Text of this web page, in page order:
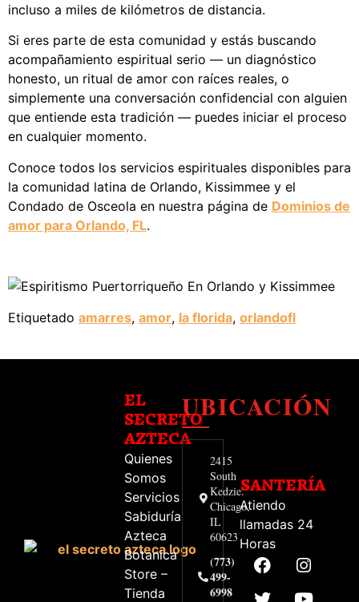
incluso a miles de kilómetros de distancia.
Si eres parte de esta comunidad y estás buscando
acompañamiento espiritual serio — un diagnóstico
honesto, un ritual de amor con raíces reales, o
simplemente una conversación confidencial con alguien
que entiende esta tradición — puedes iniciar el proceso
en cualquier momento.
Conoce todos los servicios espirituales disponibles para
la comunidad latina de Orlando, Kissimmee y el
Condado de Osceola en nuestra página de Dominios de
amor para Orlando, FL.
Etiquetado amarres, amor, la florida, orlandofl
EL
SECRETO
AZTECA
Quienes
Somos
Servicios
Sabiduría
Azteca
Botanica
Store –
Tienda
UBICACIÓN
2415
South
Kedzie.
Chicago,
IL
60623
(773)
499-
6998
SANTERÍA
Atiendo
llamadas 24
Horas